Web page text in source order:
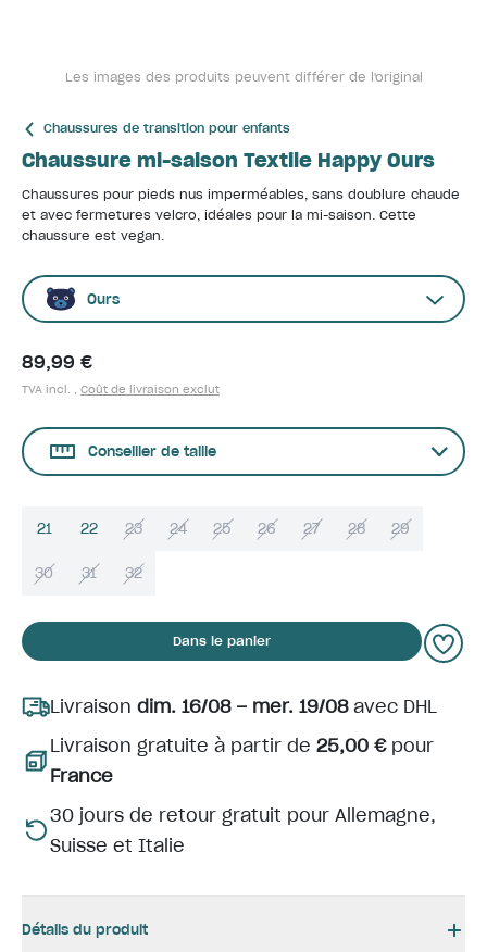
Les images des produits peuvent différer de l'original
Chaussures de transition pour enfants
Chaussure mi-saison Textile Happy Ours
Chaussures pour pieds nus imperméables, sans doublure chaude
et avec fermetures velcro, idéales pour la mi-saison. Cette
chaussure est vegan.
Ours
89,99 €
TVA incl. , Coût de livraison exclut
Conseiller de taille
21 22 23 24 25 26 27 28 29
30 31 32
Dans le panier
Livraison dim. 16/08 – mer. 19/08avec DHL
Livraison gratuite à partir de 25,00 €pour
France
30 jours de retour gratuit pour Allemagne,
Suisse et Italie
Détails du produit